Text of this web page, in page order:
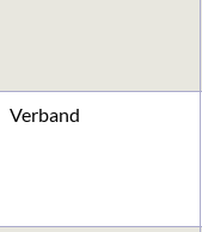
Verband